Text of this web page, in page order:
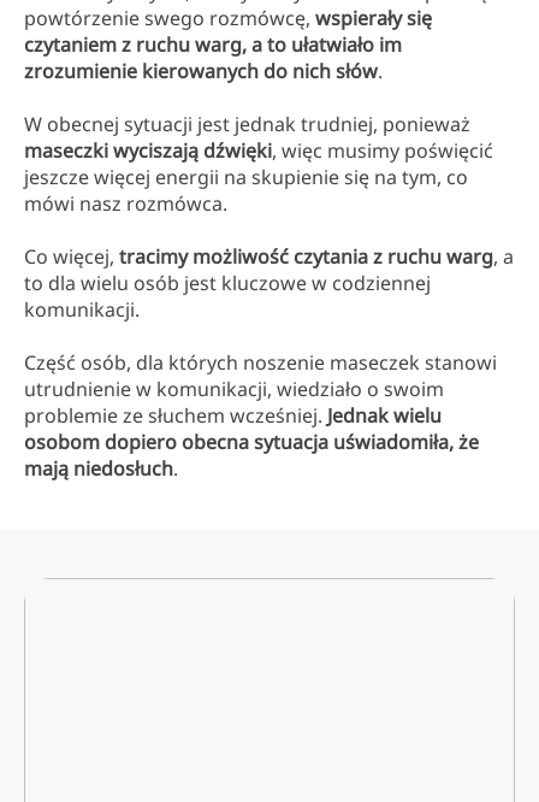
powtórzenie swego rozmówcę, wspierały się
czytaniem z ruchu warg, a to ułatwiało im
zrozumienie kierowanych do nich słów.
W obecnej sytuacji jest jednak trudniej, ponieważ
maseczki wyciszają dźwięki, więc musimy poświęcić
jeszcze więcej energii na skupienie się na tym, co
mówi nasz rozmówca.
Co więcej, tracimy możliwość czytania z ruchu warg, a
to dla wielu osób jest kluczowe w codziennej
komunikacji.
Część osób, dla których noszenie maseczek stanowi
utrudnienie w komunikacji, wiedziało o swoim
problemie ze słuchem wcześniej. Jednak wielu
osobom dopiero obecna sytuacja uświadomiła, że
mają niedosłuch.